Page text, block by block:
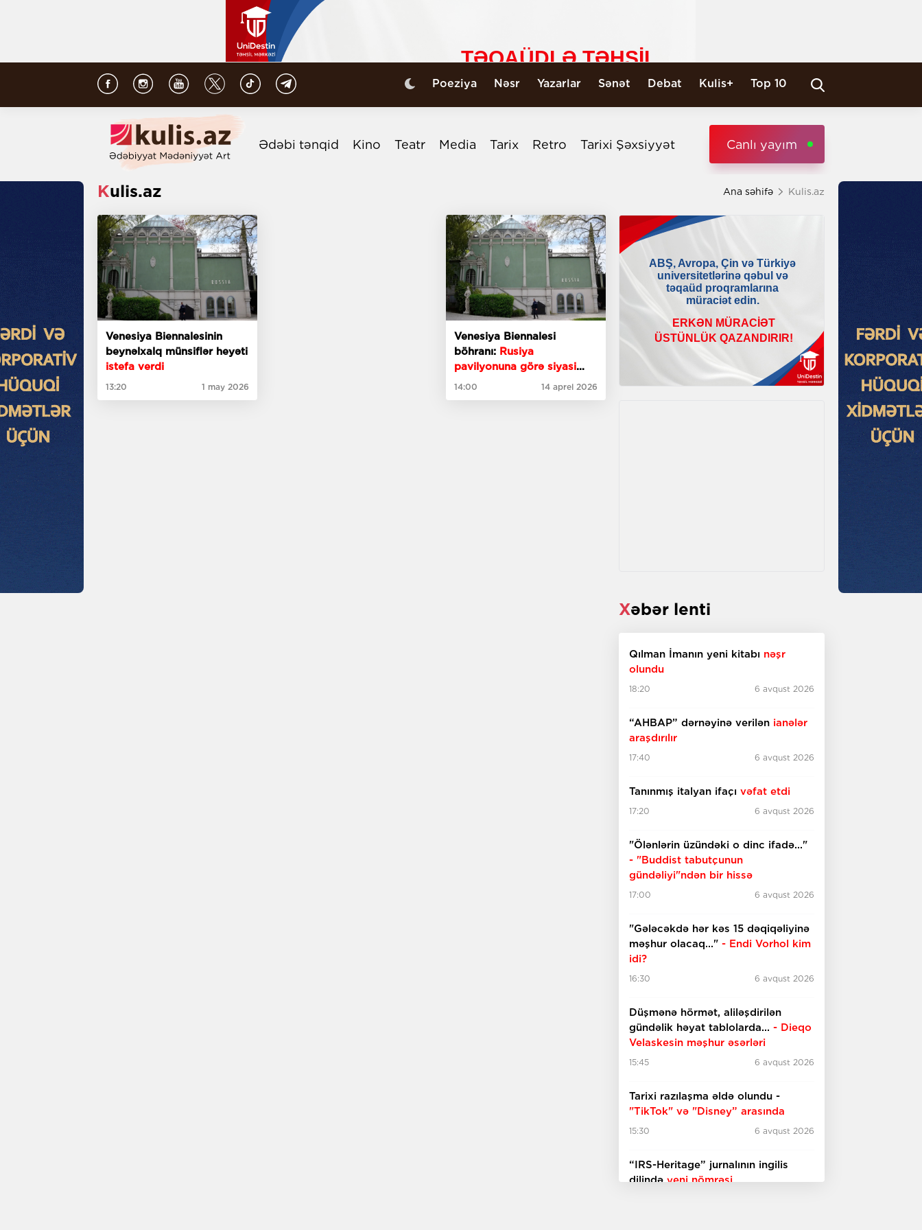
Poeziya Nəsr Yazarlar Sənət Debat Kulis+ Top 10
Ədəbi tənqid Kino Teatr Media Tarix Retro Tarixi Şəxsiyyət Canlı yayım
Kulis.az Ana səhifə Kulis.az
Venesiya Biennalesinin
beynəlxalq münsiflər heyəti
istefa verdi
13:20 1 may 2026
Venesiya Biennalesi
böhranı: Rusiya
pavilyonuna görə siyasi
gərginlik
14:00 14 aprel 2026
Xəbər lenti
Qılman İmanın yeni kitabı nəşr
olundu
18:20 6 avqust 2026
“AHBAP” dərnəyinə verilən ianələr
araşdırılır
17:40 6 avqust 2026
Tanınmış italyan ifaçı vəfat etdi
17:20 6 avqust 2026
"Ölənlərin üzündəki o dinc ifadə..."
- "Buddist tabutçunun
gündəliyi"ndən bir hissə
17:00 6 avqust 2026
"Gələcəkdə hər kəs 15 dəqiqəliyinə
məşhur olacaq..." - Endi Vorhol kim
idi?
16:30 6 avqust 2026
Düşmənə hörmət, aliləşdirilən
gündəlik həyat tablolarda... - Dieqo
Velaskesin məşhur əsərləri
15:45 6 avqust 2026
Tarixi razılaşma əldə olundu -
"TikTok" və "Disney” arasında
15:30 6 avqust 2026
“IRS-Heritage” jurnalının ingilis
dilindəyeni nömrəsi